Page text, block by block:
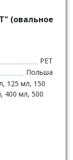
(овальное
PET
Польша
125 мл, 150
400 мл, 500